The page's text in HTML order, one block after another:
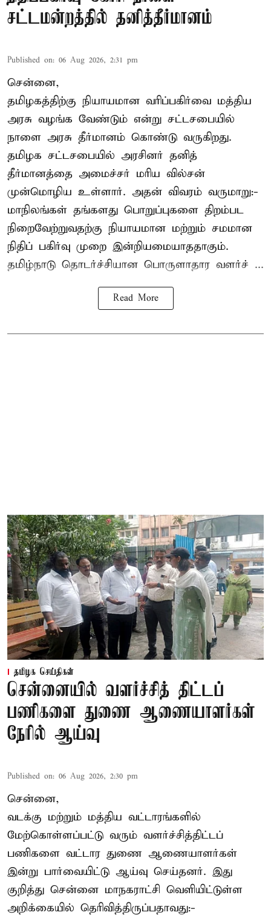
சட்டமன்றத்தில் தனித்தீர்மானம்
Published on: 06 Aug 2026, 2:31 pm
சென்னை,
தமிழகத்திற்கு நியாயமான வரிப்பகிர்வை மத்திய
அரசு வழங்க வேண்டும் என்று சட்டசபையில்
நாளை அரசு தீர்மானம் கொண்டு வருகிறது.
தமிழக சட்டசபையில் அரசினர் தனித்
தீர்மானத்தை அமைச்சர் மரிய வில்சன்
முன்மொழிய உள்ளார். அதன் விவரம் வருமாறு:-
மாநிலங்கள் தங்களது பொறுப்புகளை திறம்பட
நிறைவேற்றுவதற்கு நியாயமான மற்றும் சமமான
நிதிப் பகிர்வு முறை இன்றியமையாததாகும்.
தமிழ்நாடு தொடர்ச்சியான பொருளாதார வளர்ச் ...
Read More
தமிழக செய்திகள்
சென்னையில் வளர்ச்சித் திட்டப்
பணிகளை துணை ஆணையாளர்கள்
நேரில் ஆய்வு
Published on: 06 Aug 2026, 2:30 pm
சென்னை,
வடக்கு மற்றும் மத்திய வட்டாரங்களில்
மேற்கொள்ளப்பட்டு வரும் வளர்ச்சித்திட்டப்
பணிகளை வட்டார துணை ஆணையாளர்கள்
இன்று பார்வையிட்டு ஆய்வு செய்தனர். இது
குறித்து சென்னை மாநகராட்சி வெளியிட்டுள்ள
அறிக்கையில் தெரிவித்திருப்பதாவது:-